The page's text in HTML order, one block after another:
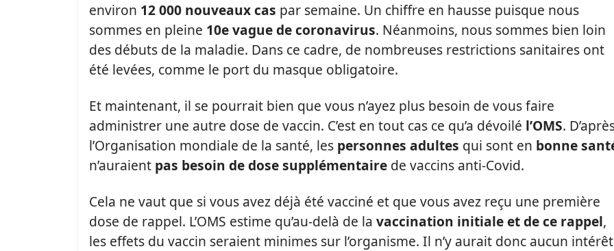
environ 12 000 nouveaux cas par semaine. Un chiffre en hausse puisque nous
sommes en pleine 10e vague de coronavirus. Néanmoins, nous sommes bien loin
des débuts de la maladie. Dans ce cadre, de nombreuses restrictions sanitaires ont
été levées, comme le port du masque obligatoire.
Et maintenant, il se pourrait bien que vous n’ayez plus besoin de vous faire
administrer une autre dose de vaccin. C’est en tout cas ce qu’a dévoilé l’OMS.
l’Organisation mondiale de la santé, les personnes adultes qui sont en bonne
n’auraient pas besoin de dose supplémentaire de vaccins anti-Covid.
Cela ne vaut que si vous avez déjà été vacciné et que vous avez reçu une première
dose de rappel. L’OMS estime qu’au-delà de la vaccination initiale et de ce rappel,
les effets du vaccin seraient minimes sur l’organisme. Il n’y aurait donc aucun intérêt